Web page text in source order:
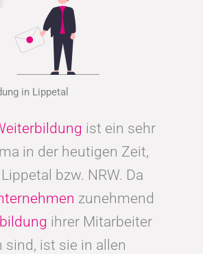
in Lippetal
ist ein sehr
in der heutigen Zeit,
bzw. NRW. Da
zunehmend
ihrer Mitarbeiter
sind, ist sie in allen